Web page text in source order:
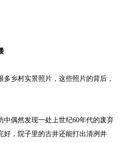
乡村实景照片，这些照片的背后，
偶然发现一处上世纪60年代的废弃
好，院子里的古井还能打出清冽井